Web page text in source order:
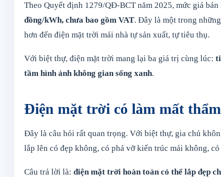
Theo Quyết định 1279/QĐ-BCT năm 2025, mức giá
đồng/kWh, chưa bao gồm VAT. Đây là một trong
hơn đến điện mặt trời mái nhà tự sản xuất, tự tiêu thụ.
Với biệt thự, điện mặt trời mang lại ba giá trị cùng lúc:
tầm hình ảnh không gian sống xanh.
Điện mặt trời có làm mất
Đây là câu hỏi rất quan trọng. Với biệt thự, gia chủ
lắp lên có đẹp không, có phá vỡ kiến trúc mái không,
Câu trả lời là: điện mặt trời hoàn toàn có thể lắp đẹp